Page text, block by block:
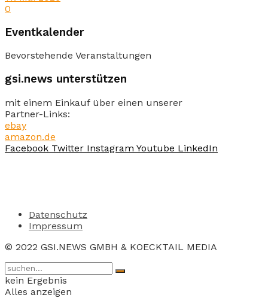
0
Eventkalender
Bevorstehende Veranstaltungen
gsi.news unterstützen
mit einem Einkauf über einen unserer
Partner-Links:
ebay
amazon.de
Facebook Twitter Instagram Youtube LinkedIn
Datenschutz
Impressum
© 2022 GSI.NEWS GMBH & KOECKTAIL MEDIA
kein Ergebnis
Alles anzeigen